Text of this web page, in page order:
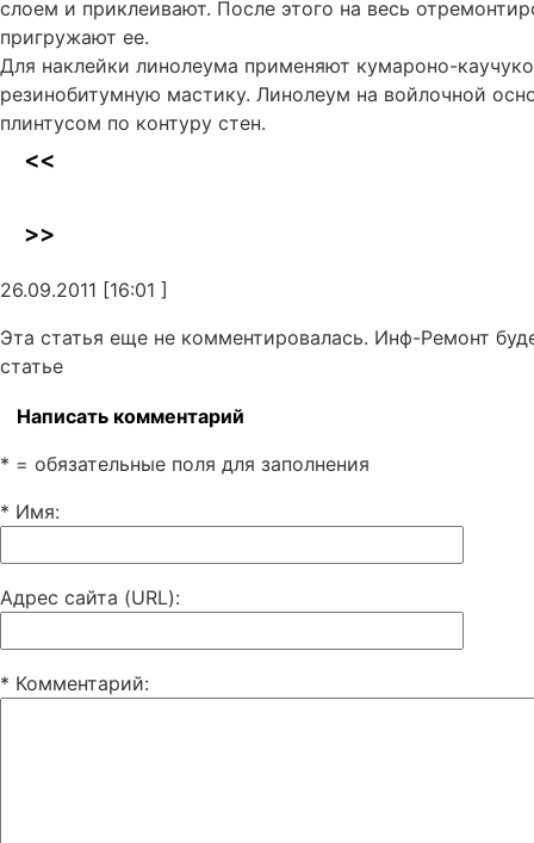
слоем и приклеивают. После этого на весь
пригружают ее.
Для наклейки линолеума применяют кумароно-
резинобитумную мастику. Линолеум на войлочной
плинтусом по контуру стен.
<<
>>
26.09.2011 [16:01 ]
Эта статья еще не комментировалась. Инф-Ремонт
статье
Написать комментарий
* = обязательные поля для заполнения
* Имя:
Адрес сайта (URL):
* Комментарий: